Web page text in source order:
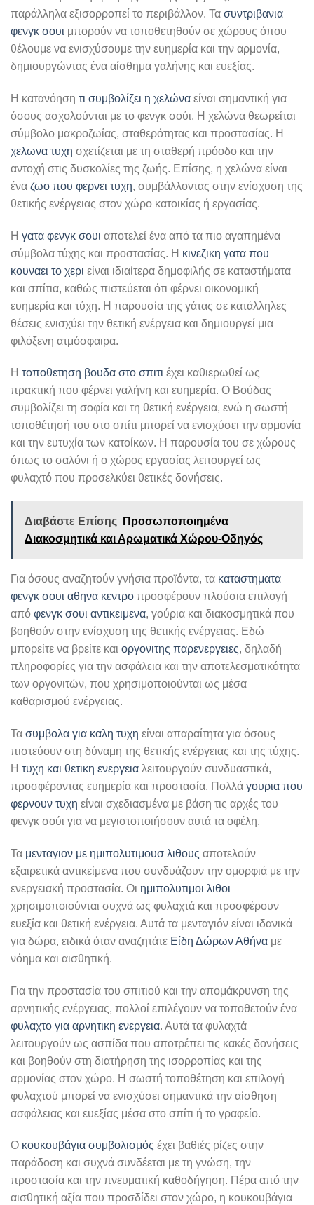
παράλληλα εξισορροπεί το περιβάλλον. Τα συντριβανια
φενγκ σουι μπορούν να τοποθετηθούν σε χώρους όπου
θέλουμε να ενισχύσουμε την ευημερία και την αρμονία,
δημιουργώντας ένα αίσθημα γαλήνης και ευεξίας.
Η κατανόηση τι συμβολίζει η χελώνα είναι σημαντική για
όσους ασχολούνται με το φενγκ σούι. Η χελώνα θεωρείται
σύμβολο μακροζωίας, σταθερότητας και προστασίας. Η
χελωνα τυχη σχετίζεται με τη σταθερή πρόοδο και την
αντοχή στις δυσκολίες της ζωής. Επίσης, η χελώνα είναι
ένα ζωο που φερνει τυχη, συμβάλλοντας στην ενίσχυση της
θετικής ενέργειας στον χώρο κατοικίας ή εργασίας.
Η γατα φενγκ σουι αποτελεί ένα από τα πιο αγαπημένα
σύμβολα τύχης και προστασίας. Η κινεζικη γατα που
κουναει το χερι είναι ιδιαίτερα δημοφιλής σε καταστήματα
και σπίτια, καθώς πιστεύεται ότι φέρνει οικονομική
ευημερία και τύχη. Η παρουσία της γάτας σε κατάλληλες
θέσεις ενισχύει την θετική ενέργεια και δημιουργεί μια
φιλόξενη ατμόσφαιρα.
Η τοποθετηση βουδα στο σπιτι έχει καθιερωθεί ως
πρακτική που φέρνει γαλήνη και ευημερία. Ο Βούδας
συμβολίζει τη σοφία και τη θετική ενέργεια, ενώ η σωστή
τοποθέτησή του στο σπίτι μπορεί να ενισχύσει την αρμονία
και την ευτυχία των κατοίκων. Η παρουσία του σε χώρους
όπως το σαλόνι ή ο χώρος εργασίας λειτουργεί ως
φυλαχτό που προσελκύει θετικές δονήσεις.
Διαβάστε Επίσης
Προσωποποιημένα
Διακοσμητικά και Αρωματικά Χώρου-Οδηγός
Για όσους αναζητούν γνήσια προϊόντα, τα καταστηματα
φενγκ σουι αθηνα κεντρο προσφέρουν πλούσια επιλογή
από φενγκ σουι αντικειμενα, γούρια και διακοσμητικά που
βοηθούν στην ενίσχυση της θετικής ενέργειας. Εδώ
μπορείτε να βρείτε και οργονιτης παρενεργειες, δηλαδή
πληροφορίες για την ασφάλεια και την αποτελεσματικότητα
των οργονιτών, που χρησιμοποιούνται ως μέσα
καθαρισμού ενέργειας.
Τα συμβολα για καλη τυχη είναι απαραίτητα για όσους
πιστεύουν στη δύναμη της θετικής ενέργειας και της τύχης.
Η τυχη και θετικη ενεργεια λειτουργούν συνδυαστικά,
προσφέροντας ευημερία και προστασία. Πολλά γουρια που
φερνουν τυχη είναι σχεδιασμένα με βάση τις αρχές του
φενγκ σούι για να μεγιστοποιήσουν αυτά τα οφέλη.
Τα μενταγιον με ημιπολυτιμουσ λιθους αποτελούν
εξαιρετικά αντικείμενα που συνδυάζουν την ομορφιά με την
ενεργειακή προστασία. Οι ημιπολυτιμοι λιθοι
χρησιμοποιούνται συχνά ως φυλαχτά και προσφέρουν
ευεξία και θετική ενέργεια. Αυτά τα μενταγιόν είναι ιδανικά
για δώρα, ειδικά όταν αναζητάτε Είδη Δώρων Αθήνα με
νόημα και αισθητική.
Για την προστασία του σπιτιού και την απομάκρυνση της
αρνητικής ενέργειας, πολλοί επιλέγουν να τοποθετούν ένα
φυλαχτο για αρνητικη ενεργεια. Αυτά τα φυλαχτά
λειτουργούν ως ασπίδα που αποτρέπει τις κακές δονήσεις
και βοηθούν στη διατήρηση της ισορροπίας και της
αρμονίας στον χώρο. Η σωστή τοποθέτηση και επιλογή
φυλαχτού μπορεί να ενισχύσει σημαντικά την αίσθηση
ασφάλειας και ευεξίας μέσα στο σπίτι ή το γραφείο.
Ο κουκουβάγια συμβολισμός έχει βαθιές ρίζες στην
παράδοση και συχνά συνδέεται με τη γνώση, την
προστασία και την πνευματική καθοδήγηση. Πέρα από την
αισθητική αξία που προσδίδει στον χώρο, η κουκουβάγια